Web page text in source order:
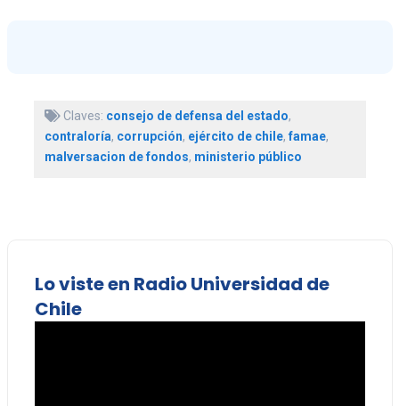
Claves: consejo de defensa del estado,
contraloría, corrupción, ejército de chile,famae,
malversacion de fondos, ministerio público
Lo viste en Radio Universidad de
Chile